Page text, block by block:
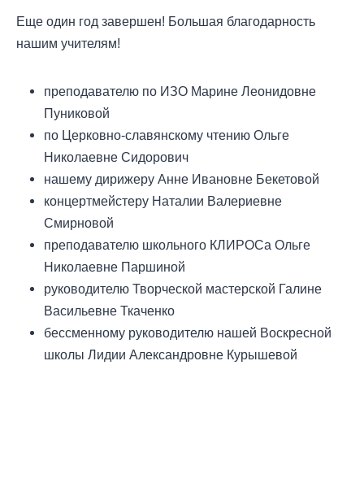
Еще один год завершен! Большая благодарность
нашим учителям!
преподавателю по ИЗО Марине Леонидовне
Пуниковой
по Церковно-славянскому чтению Ольге
Николаевне Сидорович
нашему дирижеру Анне Ивановне Бекетовой
концертмейстеру Наталии Валериевне
Смирновой
преподавателю школьного КЛИРОСа Ольге
Николаевне Паршиной
руководителю Творческой мастерской Галине
Васильевне Ткаченко
бессменному руководителю нашей Воскресной
школы Лидии Александровне Курышевой